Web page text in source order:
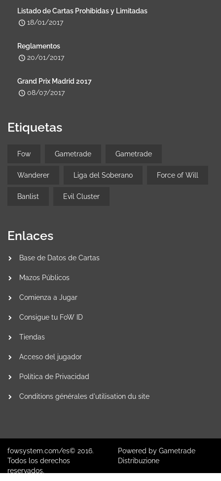
Listado de Cartas Prohibidas y Limitadas
18/01/2017
Reglamentos
20/01/2017
Grand Prix Madrid 2017
08/07/2017
Etiquetas
Fow Gametrade Gametrade
Wanderer Liga del Soberano Force of Will
Banlist Evil Cluster
Enlaces
Base de Datos de Cartas
Mazos Públicos
Comienza a Jugar
Consigue tu FoW ID
Tiendas
Acceso del jugador
Política de Privacidad
Conditions générales d'utilisation du site
fowsystem.com/es© 2016.
Todos los derechos
reservados.
Powered by Gametrade
Distribuzione